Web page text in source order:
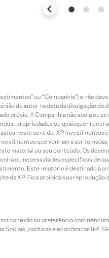
ou “Companhia”) e não
do autor na data da divulgação
prévio. A Companhia não apoia
propriedades ou quaisquer
neste sentido. XP
que venham a ser
material ou seu conteúdo. Os
ou necessidades específicas
Este relatório é destinado à
da XP. Fica proibida sua
conexão ou preferência com
políticas e econômicas